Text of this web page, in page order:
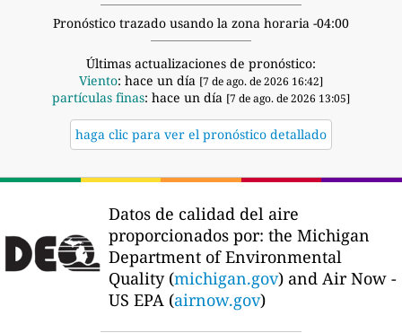
Pronóstico trazado usando la zona horaria -04:00
Últimas actualizaciones de pronóstico:
Viento: hace un día [7 de ago. de 2026 16:42]
partículas finas: hace un día [7 de ago. de 2026 13:05]
haga clic para ver el pronóstico detallado
Datos de calidad del aire
proporcionados por: the Michigan
Department of Environmental
Quality (michigan.gov) and Air Now -
US EPA (airnow.gov)